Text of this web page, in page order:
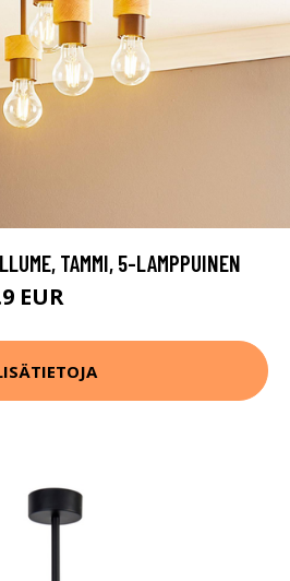
TAMMI, 5-LAMPPUINEN
EUR